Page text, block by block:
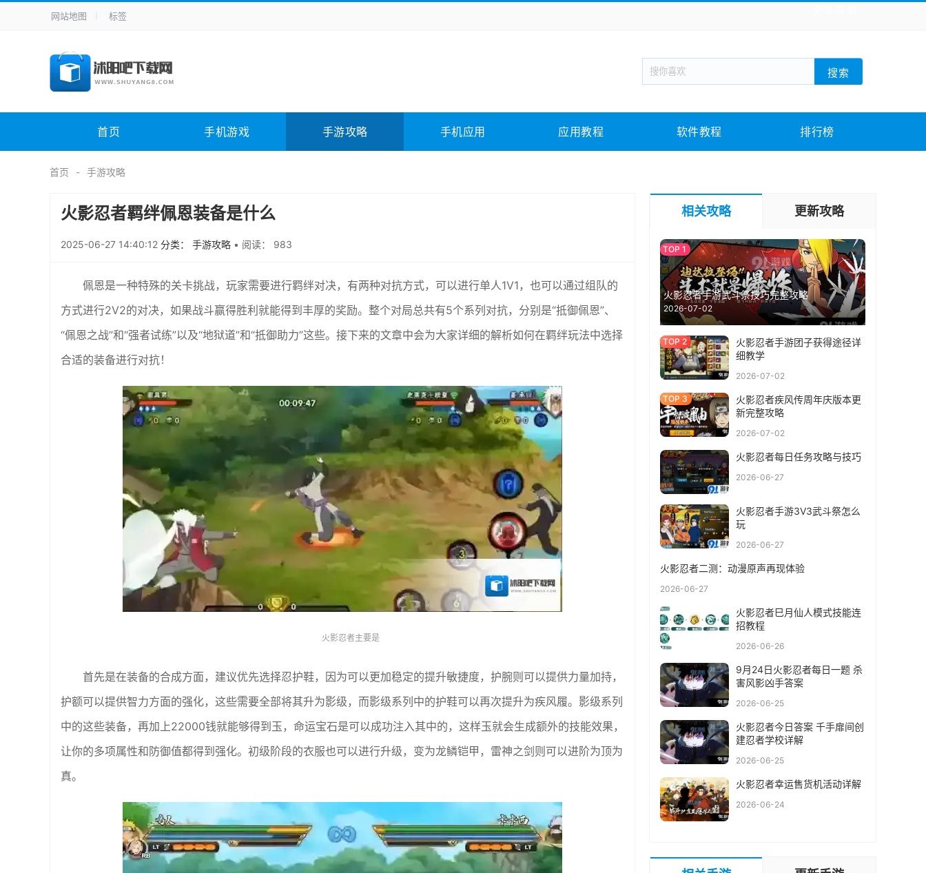
手机应用 新闻阅读 旅游出行 生活实用
手机游戏 H5游戏 回合网游 战棋游戏 枪战射击
电脑软件 其它类别 图形软件 安全相关 应用软件 影音软件 插件下载 教育教学 游戏娱乐 系统软件 素材下载
未分类 综合其它
网站地图 标签
搜索
首页 手机游戏 手游攻略 手机应用 应用教程 软件教程 排行榜
首页 手游攻略
火影忍者羁绊佩恩装备是什么
2025-06-27 14:40:12 分类： 手游攻略 • 阅读： 983
佩恩是一种特殊的关卡挑战，玩家需要进行羁绊对决，有两种对抗方式，可以进行单人1V1，也可以通过组队的
方式进行2V2的对决，如果战斗赢得胜利就能得到丰厚的奖励。整个对局总共有5个系列对抗，分别是“抵御佩恩”、
“佩恩之战”和“强者试练”以及“地狱道”和“抵御助力”这些。接下来的文章中会为大家详细的解析如何在羁绊玩法中选择
合适的装备进行对抗！
火影忍者主要是
首先是在装备的合成方面，建议优先选择忍护鞋，因为可以更加稳定的提升敏捷度，护腕则可以提供力量加持，
护额可以提供智力方面的强化，这些需要全部将其升为影级，而影级系列中的护鞋可以再次提升为疾风履。影级系列
中的这些装备，再加上22000钱就能够得到玉，命运宝石是可以成功注入其中的，这样玉就会生成额外的技能效果，
让你的多项属性和防御值都得到强化。初级阶段的衣服也可以进行升级，变为龙鳞铠甲，雷神之剑则可以进阶为顶为
真。
相关攻略 更新攻略
火影忍者手游武斗祭技巧完整攻略
2026-07-02
火影忍者手游团子获得途径详
细教学
2026-07-02
火影忍者疾风传周年庆版本更
新完整攻略
2026-07-02
火影忍者每日任务攻略与技巧
2026-06-27
火影忍者手游3V3武斗祭怎么
玩
2026-06-27
火影忍者二测：动漫原声再现体验
2026-06-27
火影忍者巳月仙人模式技能连
招教程
2026-06-26
9月24日火影忍者每日一题 杀
害风影凶手答案
2026-06-25
火影忍者今日答案 千手扉间创
建忍者学校详解
2026-06-25
火影忍者幸运售货机活动详解
2026-06-24